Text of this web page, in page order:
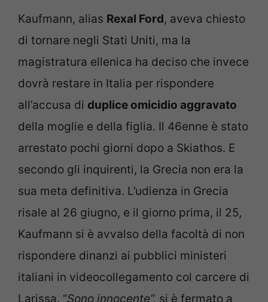
Kaufmann, alias Rexal Ford, aveva chiesto
di tornare negli Stati Uniti, ma la
magistratura ellenica ha deciso che invece
dovrà restare in Italia per rispondere
all’accusa di duplice omicidio aggravato
della moglie e della figlia. Il 46enne è stato
arrestato pochi giorni dopo a Skiathos. E
secondo gli inquirenti, la Grecia non era la
sua meta definitiva. L’udienza in Grecia
risale al 26 giugno, e il giorno prima, il 25,
Kaufmann si è avvalso della facoltà di non
rispondere dinanzi ai pubblici ministeri
italiani in videocollegamento col carcere di
Larissa. “Sono innocente”, si è fermato a